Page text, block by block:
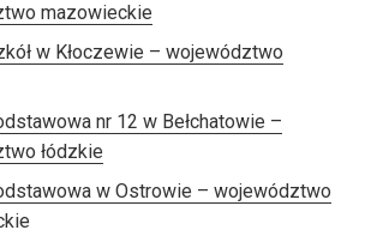
mazowieckie
w Kłoczewie – województwo
nr 12 w Bełchatowie –
łódzkie
w Ostrowie – województwo